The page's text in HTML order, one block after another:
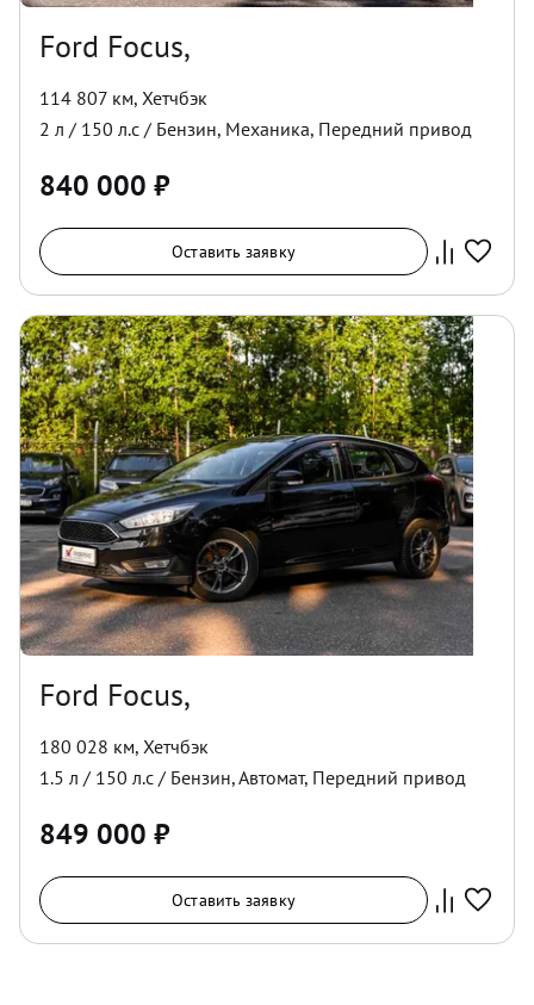
Ford Focus,
114 807 км, Хетчбэк
2 л / 150 л.с / Бензин, Механика, Передний привод
840 000 ₽
Оставить заявку
Ford Focus,
180 028 км, Хетчбэк
1.5 л / 150 л.с / Бензин,Автомат, Передний привод
849 000 ₽
Оставить заявку